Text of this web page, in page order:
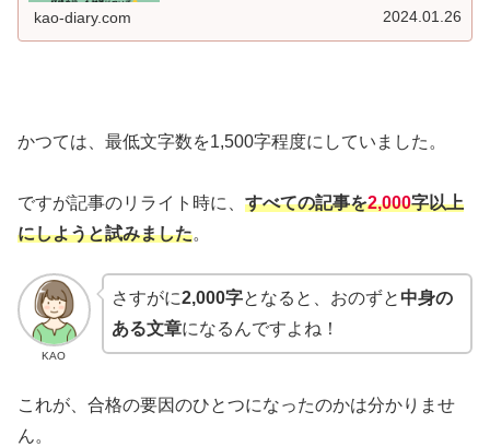
kao-diary.com 2024.01.26
かつては、最低文字数を1,500字程度にしていました。
ですが記事のリライト時に、 すべての記事を2,000字以上
にしようと試みました。
KAO
さすがに2,000字となると、おのずと 中身の
ある文章になるんですよね！
これが、合格の要因のひとつになったのかは分かりませ
ん。